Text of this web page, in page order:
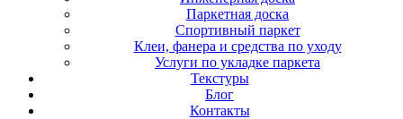
Паркетная доска
Спортивный паркет
Клеи, фанера и средства по уходу
Услуги по укладке паркета
Текстуры
Блог
Контакты